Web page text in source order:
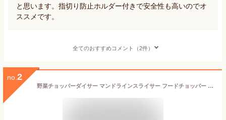
と思います。指切り防止ホルダー付きで安全性も高いのでオ
ススメです。
全てのおすすめコメント（2件）
no. 2
野菜チョッパーダイサー マンドラインスライサー フードチョッパー 野菜スパイラライザー 野菜スライサー オニオンチョッパー サラダチョッパー スライサー 千切り 1台8役 多機能 ハンドガード/卵白分離器付き 送料無料